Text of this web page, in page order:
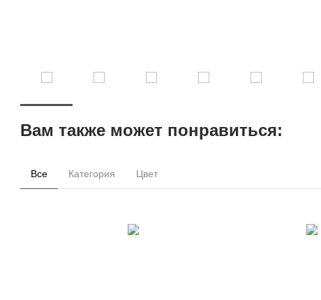
Вам также может понравиться:
Все Категория Цвет